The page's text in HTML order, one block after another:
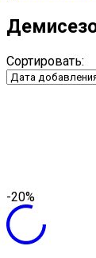
Сортировать:
-20%